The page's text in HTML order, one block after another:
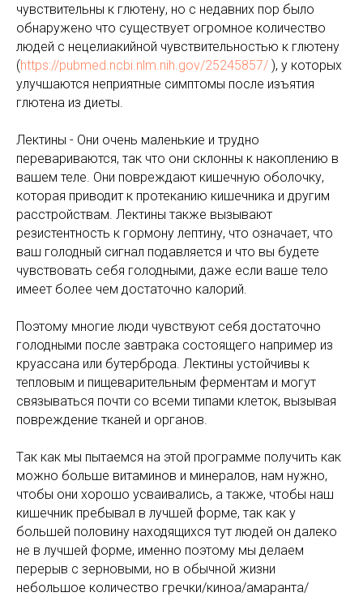
чувствительны к глютену, но с недавних пор было
обнаружено что существует огромное количество
людей с нецелиакийной чувствительностью к глютену
(https://pubmed.ncbi.nlm.nih.gov/25245857/ ), у которых
улучшаются неприятные симптомы после изъятия
глютена из диеты.
Лектины - Они очень маленькие и трудно
перевариваются, так что они склонны к накоплению в
вашем теле. Они повреждают кишечную оболочку,
которая приводит к протеканию кишечника и другим
расстройствам. Лектины также вызывают
резистентность к гормону лептину, что означает, что
ваш голодный сигнал подавляется и что вы будете
чувствовать себя голодными, даже если ваше тело
имеет более чем достаточно калорий.
Поэтому многие люди чувствуют себя достаточно
голодными после завтрака состоящего например из
круассана или бутерброда. Лектины устойчивы к
тепловым и пищеварительным ферментам и могут
связываться почти со всеми типами клеток, вызывая
повреждение тканей и органов.
Tак как мы пытаемся на этой программе получить как
можно больше витаминов и минералов, нам нужно,
чтобы они хорошо усваивались, a также, чтобы наш
кишечник пребывал в лучшей форме, так как у
большей половину находящихся тут людей он далеко
не в лучшей форме, именно поэтому мы делаем
перерыв с зерновыми, но в обычной жизни
небольшое количество гречки/киноа/амаранта/